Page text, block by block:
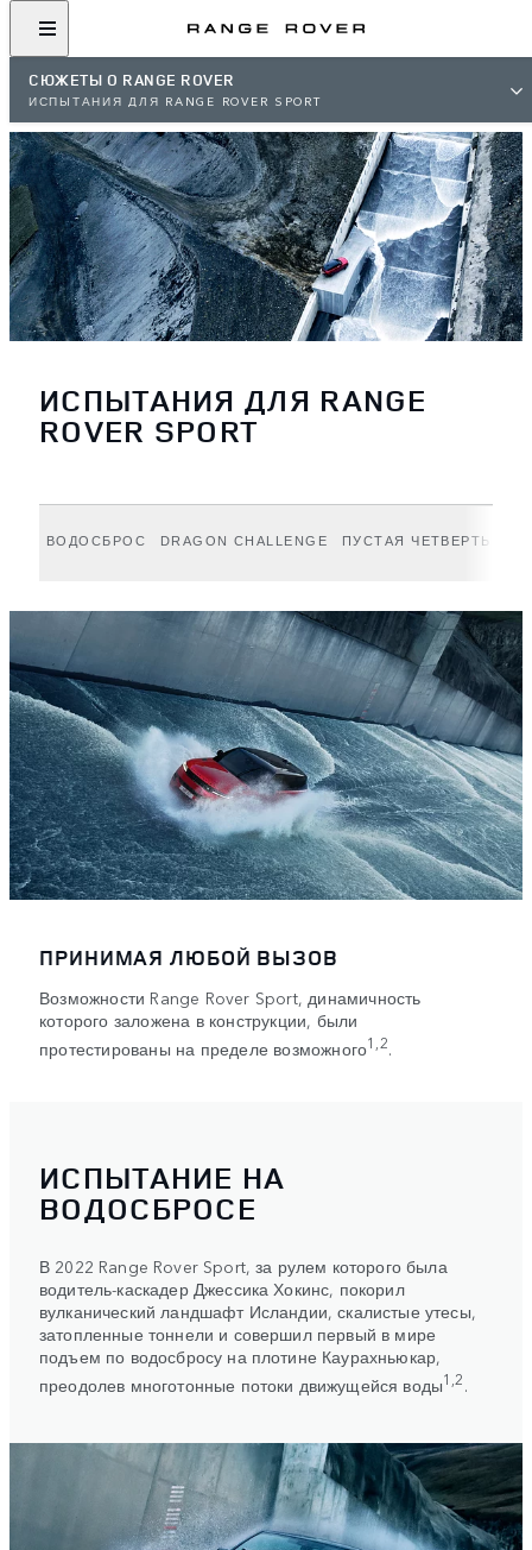
СЮЖЕТЫ О RANGE ROVER
ИСПЫТАНИЯ ДЛЯ RANGE ROVER SPORT
ИСПЫТАНИЯ ДЛЯ RANGE
ROVER SPORT
ВОДОСБРОС DRAGON CHALLENGE ПУСТАЯ ЧЕТВЕРТЬ
ПРИНИМАЯ ЛЮБОЙ ВЫЗОВ
Возможности Range Rover Sport, динамичность
которого заложена в конструкции, были
протестированы на пределе возможного1,2.
ИСПЫТАНИЕ НА
ВОДОСБРОСЕ
В 2022 Range Rover Sport, за рулем которого была
водитель-каскадер Джессика Хокинс, покорил
вулканический ландшафт Исландии, скалистые утесы,
затопленные тоннели и совершил первый в мире
подъем по водосбросу на плотине Каурахньюкар,
преодолев многотонные потоки движущейся воды1,2.